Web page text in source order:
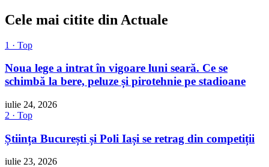
Cele mai citite din Actuale
1 · Top
Noua lege a intrat în vigoare luni seară. Ce se
schimbă la bere, peluze și pirotehnie pe stadioane
iulie 24, 2026
2 · Top
Știința București și Poli Iași se retrag din competiții
iulie 23, 2026